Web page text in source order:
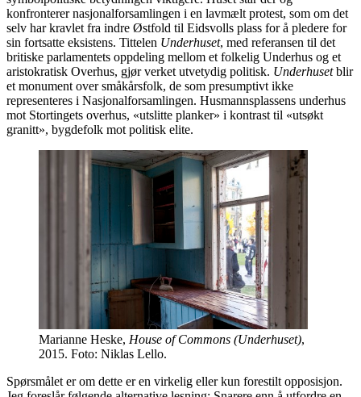
konfronterer nasjonalforsamlingen i en lavmælt protest, som om det
selv har kravlet fra indre Østfold til Eidsvolls plass for å pledere for
sin fortsatte eksistens. Tittelen Underhuset, med referansen til det
britiske parlamentets oppdeling mellom et folkelig Underhus og et
aristokratisk Overhus, gjør verket utvetydig politisk. Underhusetblir
et monument over småkårsfolk, de som presumptivt ikke
representeres i Nasjonalforsamlingen. Husmannsplassens underhus
mot Stortingets overhus, «utslitte planker» i kontrast til «utsøkt
granitt», bygdefolk mot politisk elite.
Marianne Heske, House of Commons (Underhuset),
2015. Foto: Niklas Lello.
Spørsmålet er om dette er en virkelig eller kun forestilt opposisjon.